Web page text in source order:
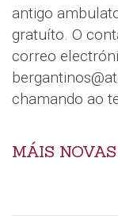
antigo
gratuíto. O
correo
chamando ao
MÁIS NOVAS